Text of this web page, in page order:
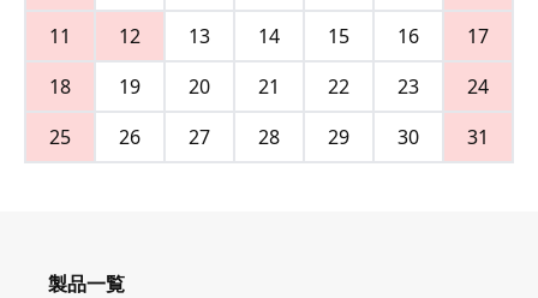
11
12 13 14 15 16
17
18
19 20 21 22 23
24
25
26 27 28 29 30 31
製品一覧